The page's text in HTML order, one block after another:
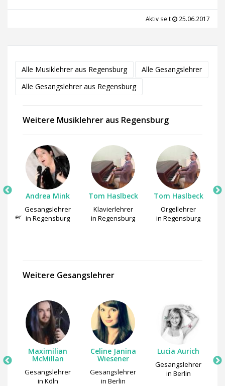
Aktiv seit 25.06.2017
Alle Musiklehrer aus Regensburg
Alle Gesangslehrer
Alle Gesangslehrer aus Regensburg
Weitere Musiklehrer aus Regensburg
Andrea Mink
Gesangslehrer
in Regensburg
Tom Haslbeck
Klavierlehrer
in Regensburg
Tom Haslbeck
Orgellehrer
in Regensburg
Weitere Gesangslehrer
Maximilian
McMillan
Gesangslehrer
in Köln
Celine Janina
Wiesener
Gesangslehrer
in Berlin
Lucia Aurich
Gesangslehrer
in Berlin